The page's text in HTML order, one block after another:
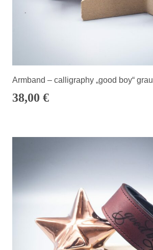
Armband – calligraphy „good boy“ grau
38,00 €